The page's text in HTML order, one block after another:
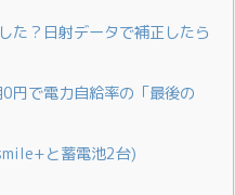
た？日射データで補正したら
円で電力自給率の「最後の
と蓄電池2台)